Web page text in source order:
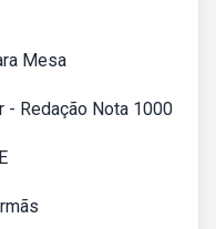
Mesa
Redação Nota 1000